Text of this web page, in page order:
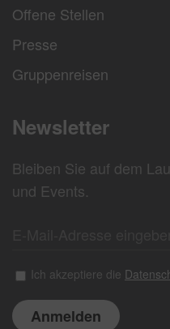
Offene Stellen
Presse
Gruppenreisen
Newsletter
Bleiben Sie auf dem
und Events.
Ich akzeptiere die